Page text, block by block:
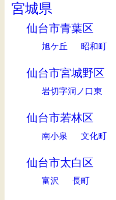
宮城県
仙台市青葉区
旭ケ丘 昭和町
仙台市宮城野区
岩切字洞ノ口東
仙台市若林区
南小泉 文化町
仙台市太白区
富沢 長町